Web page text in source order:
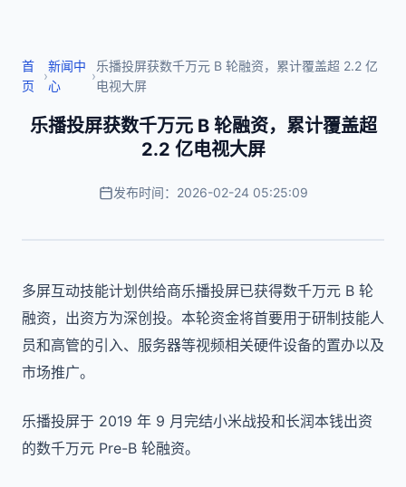
首
页
›
新闻中
心
›
乐播投屏获数千万元 B 轮融资，累计覆盖超 2.2 亿
电视大屏
乐播投屏获数千万元 B 轮融资，累计覆盖超
2.2 亿电视大屏
发布时间：2026-02-24 05:25:09
多屏互动技能计划供给商乐播投屏已获得数千万元 B 轮
融资，出资方为深创投。本轮资金将首要用于研制技能人
员和高管的引入、服务器等视频相关硬件设备的置办以及
市场推广。
乐播投屏于 2019 年 9 月完结小米战投和长润本钱出资
的数千万元 Pre-B 轮融资。